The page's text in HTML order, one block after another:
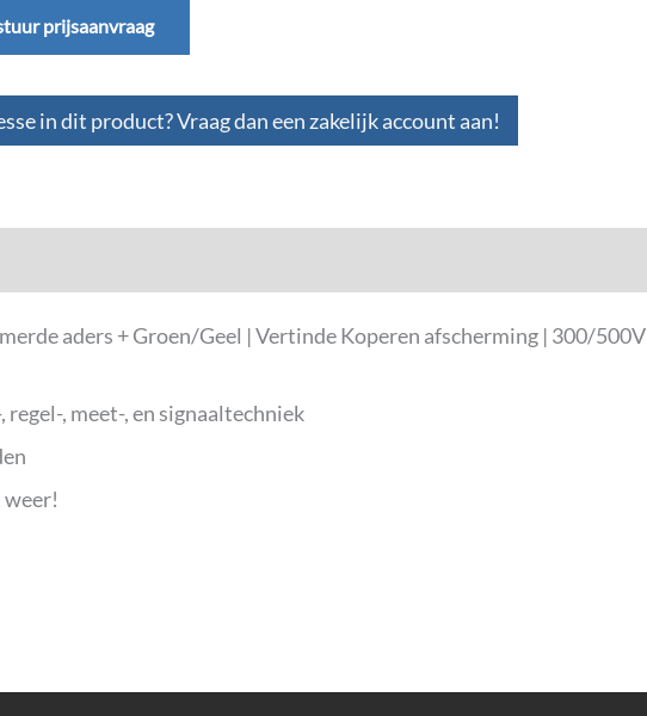
prijsaanvraag
in dit product? Vraag dan een zakelijk account aan!
aders + Groen/Geel | Vertinde Koperen afscherming | 300/500V
, meet-, en signaaltechniek
weer!